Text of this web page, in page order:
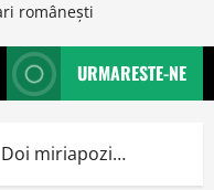
româneşti
URMARESTE-NE
Doi miriapozi…